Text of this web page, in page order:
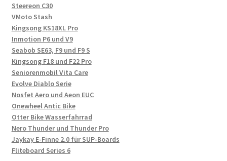
Steereon C30
VMoto Stash
Kingsong KS18XL Pro
Inmotion P6 und V9
Seabob SE63, F9 und F9 S
Kingsong F18 und F22 Pro
Seniorenmobil Vita Care
Evolve Diablo Serie
Nosfet Aero und Aeon EUC
Onewheel Antic Bike
Otter Bike Wasserfahrrad
Nero Thunder und Thunder Pro
Jaykay E-Finne 2.0 für SUP-Boards
Fliteboard Series 6